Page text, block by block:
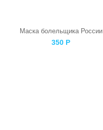
Маска болельщика России
350 Р